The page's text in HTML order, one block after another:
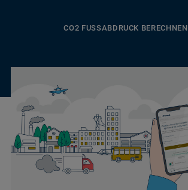
CO2 FUSSABDRUCK BERECHNEN